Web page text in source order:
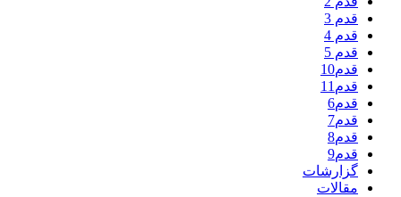
قدم 3
قدم 4
قدم 5
قدم10
قدم11
قدم6
قدم7
قدم8
قدم9
گزارشات
مقالات